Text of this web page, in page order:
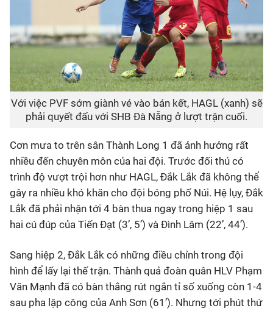
Bên lề
Với việc PVF sớm giành vé vào bán kết, HAGL (xanh) sẽ
phải quyết đấu với SHB Đà Nẵng ở lượt trận cuối.
Cơn mưa to trên sân Thành Long 1 đã ảnh hưởng rất
nhiều đến chuyên môn của hai đội. Trước đối thủ có
trình độ vượt trội hơn như HAGL, Đắk Lắk đã không thể
gây ra nhiều khó khăn cho đội bóng phố Núi. Hệ lụy, Đắk
Lắk đã phải nhận tới 4 bàn thua ngay trong hiệp 1 sau
hai cú đúp của Tiến Đạt (3’, 5’) và Đình Lâm (22’, 44’).
Sang hiệp 2, Đắk Lắk có những điều chỉnh trong đội
hình để lấy lại thế trận. Thành quả đoàn quân HLV Phạm
Văn Mạnh đã có bàn thắng rút ngắn tỉ số xuống còn 1-4
sau pha lập công của Anh Sơn (61’). Nhưng tới phút thứ